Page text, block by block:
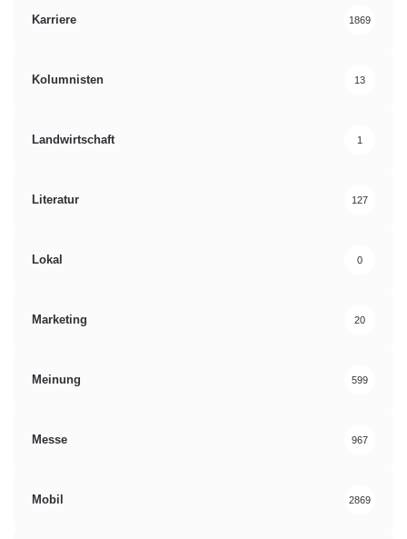
Karriere 1869
Kolumnisten 13
Landwirtschaft 1
Literatur 127
Lokal 0
Marketing 20
Meinung 599
Messe 967
Mobil 2869